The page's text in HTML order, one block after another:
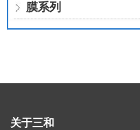
膜系列
关于三和